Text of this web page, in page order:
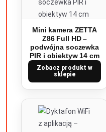
Mini kamera ZETTA
Z86 Full HD –
podwójna soczewka
PIR i obiektyw 14 cm
Zobacz produkt w
sklepie